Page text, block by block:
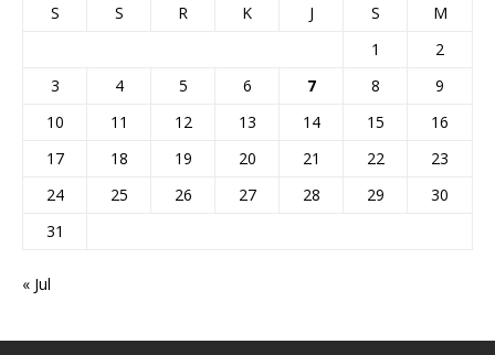
S S R K J S
M
1
2
3
4 5 6 7 8
9
10
11 12 13 14 15
16
17
18 19 20 21 22
23
24
25 26 27 28 29
30
31
« Jul